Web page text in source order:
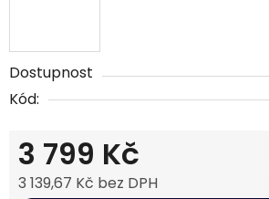
Dostupnost
Kód:
3 799 Kč
3 139,67 Kč bez DPH